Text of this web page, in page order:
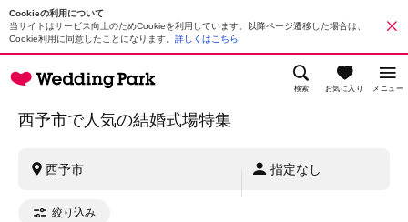
Cookieの利用について
当サイトはサービス向上のためCookieを利用しています。以降ページ遷移した場合は、
Cookie利用に同意したことになります。 詳しくはこちら
検索 お気に入り メニュー
西予市で人気の結婚式場特集
西予市 指定なし
絞り込み